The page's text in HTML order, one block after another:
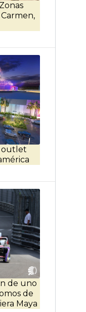
outlet
de uno
de
Maya